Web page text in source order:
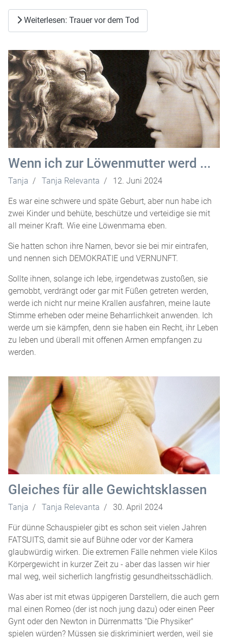
Weiterlesen: Trauer vor dem Tod
Wenn ich zur Löwenmutter werd ...
Tanja Tanja Relevanta 12. Juni 2024
Es war eine schwere und späte Geburt, aber nun habe ich
zwei Kinder und behüte, beschütze und verteidige sie mit
all meiner Kraft. Wie eine Löwenmama eben.
Sie hatten schon ihre Namen, bevor sie bei mir eintrafen,
und nennen sich DEMOKRATIE und VERNUNFT.
Sollte ihnen, solange ich lebe, irgendetwas zustoßen, sie
gemobbt, verdrängt oder gar mit Füßen getreten werden,
werde ich nicht nur meine Krallen ausfahren, meine laute
Stimme erheben oder meine Beharrlichkeit anwenden. Ich
werde um sie kämpfen, denn sie haben ein Recht, ihr Leben
zu leben und überall mit offenen Armen empfangen zu
werden.
Gleiches für alle Gewichtsklassen
Tanja Tanja Relevanta 30. April 2024
Für dünne Schauspieler gibt es schon seit vielen Jahren
FATSUITS, damit sie auf Bühne oder vor der Kamera
glaubwürdig wirken. Die extremen Fälle nehmen viele Kilos
Körpergewicht in kurzer Zeit zu - aber das lassen wir hier
mal weg, weil sicherlich langfristig gesundheitsschädlich.
Was aber ist mit etwas üppigeren Darstellern, die auch gern
mal einen Romeo (der ist noch jung dazu) oder einen Peer
Gynt oder den Newton in Dürrenmatts "Die Physiker"
spielen würden? Müssen sie diskriminiert werden, weil sie